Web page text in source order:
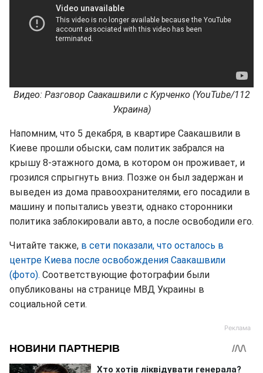
Видео: Разговор Саакашвили с Курченко (YouTube/112
Украина)
Напомним, что 5 декабря, в квартире Саакашвили в
Киеве прошли обыски, сам политик забрался на
крышу 8-этажного дома, в котором он проживает, и
грозился спрыгнуть вниз. Позже он был задержан и
выведен из дома правоохранителями, его посадили в
машину и попытались увезти, однако сторонники
политика заблокировали авто, а после освободили его.
Читайте также, в сети показали, что осталось в
центре Киева после освобождения Саакашвили
(фото). Соответствующие фотографии были
опубликованы на странице МВД Украины в
социальной сети.